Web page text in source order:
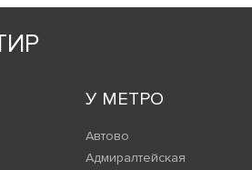
У МЕТРО
Автово
Адмиралтейская